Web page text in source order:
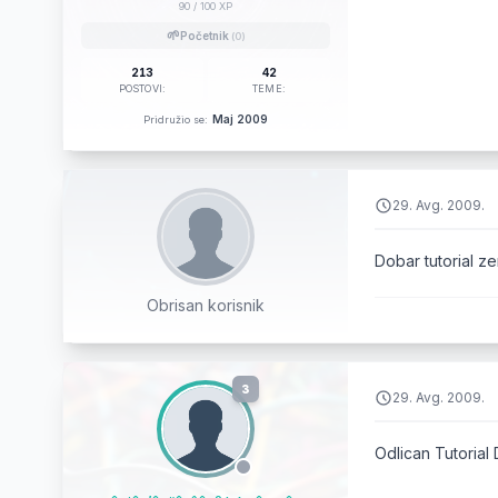
90 / 100 XP
🌱Početnik (0)
213
POSTOVI:
42
TEME:
Pridružio se: Maj 2009
Obrisan korisnik
29. Avg. 2009.
Dobar tutorial
3
29. Avg. 2009.
Odlican Tutorial